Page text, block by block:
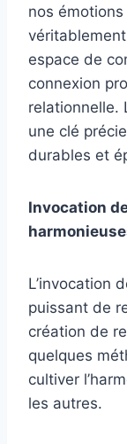
nos
espace de
connexion
relationnelle.
une clé
durables et
Invocation
L’invocation
puissant de
création de
quelques
cultiver
les autres.